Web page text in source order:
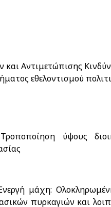
Αντιμετώπισης
εθελοντισμού
Τροποποίηση ύψους
μάχη:
πυρκαγιών και